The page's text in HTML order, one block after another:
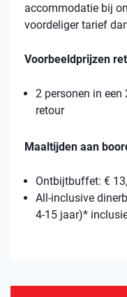
accommodatie bij
voordeliger tarief
Voorbeeldprijzen
2 personen in een
retour
Maaltijden aan
Ontbijtbuffet: €
All-inclusive
4-15 jaar)*